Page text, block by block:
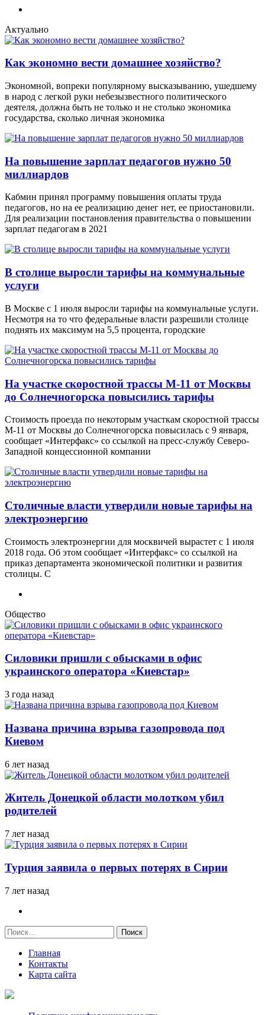
Актуально
Как экономно вести домашнее хозяйство?
Экономной, вопреки популярному высказыванию, ушедшему
в народ с легкой руки небезызвестного политического
деятеля, должна быть не только и не столько экономика
государства, сколько личная экономика
На повышение зарплат педагогов нужно 50
миллиардов
Кабмин принял программу повышения оплаты труда
педагогов, но на ее реализацию денег нет, ее приостановили.
Для реализации постановления правительства о повышении
зарплат педагогам в 2021
В столице выросли тарифы на коммунальные
услуги
В Москве с 1 июля выросли тарифы на коммунальные услуги.
Несмотря на то что федеральные власти разрешили столице
поднять их максимум на 5,5 процента, городские
На участке скоростной трассы М-11 от Москвы
до Солнечногорска повысились тарифы
Стоимость проезда по некоторым участкам скоростной трассы
М-11 от Москвы до Солнечногорска повысилась с 9 января,
сообщает «Интерфакс» со ссылкой на пресс-службу Северо-
Западной концессионной компании
Столичные власти утвердили новые тарифы на
электроэнергию
Стоимость электроэнергии для москвичей вырастет с 1 июля
2018 года. Об этом сообщает «Интерфакс» со ссылкой на
приказ департамента экономической политики и развития
столицы. С
Общество
Силовики пришли с обысками в офис
украинского оператора «Киевстар»
3 года назад
Названа причина взрыва газопровода под
Киевом
6 лет назад
Житель Донецкой области молотком убил
родителей
7 лет назад
Турция заявила о первых потерях в Сирии
7 лет назад
Найти:
Главная
Контакты
Карта сайта